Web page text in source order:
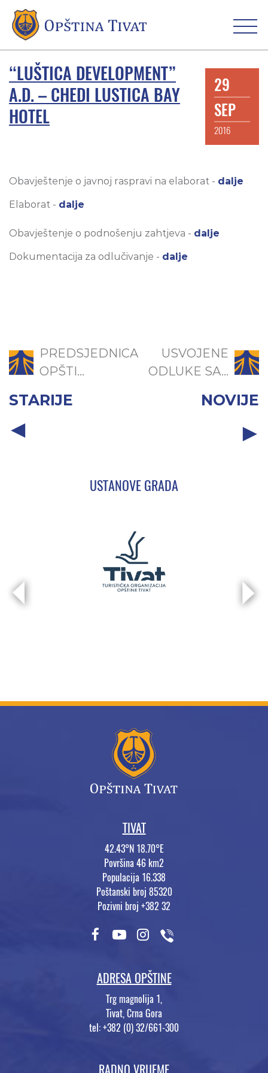
“LUŠTICA DEVELOPMENT”
A.D. – CHEDI LUSTICA BAY
HOTEL
29
SEP
2016
Obavještenje o javnoj raspravi na elaborat - dalje
Elaborat - dalje
Obavještenje o podnošenju zahtjeva - dalje
Dokumentacija za odlučivanje - dalje
PREDSJEDNICA
OPŠTI...
STARIJE
USVOJENE
ODLUKE SA...
NOVIJE
USTANOVE GRADA
TIVAT
42.43°N 18.70°E
Površina 46 km2
Populacija 16.338
Poštanski broj 85320
Pozivni broj +382 32
ADRESA OPŠTINE
Trg magnolija 1,
Tivat, Crna Gora
tel: +382 (0) 32/661-300